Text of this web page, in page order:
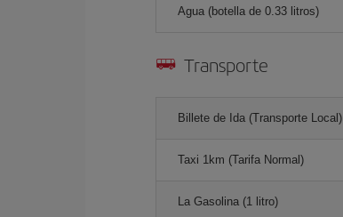
Agua (botella de 0.33 litros)
Transporte
Billete de Ida (Transporte Local)
Taxi 1km (Tarifa Normal)
La Gasolina (1 litro)